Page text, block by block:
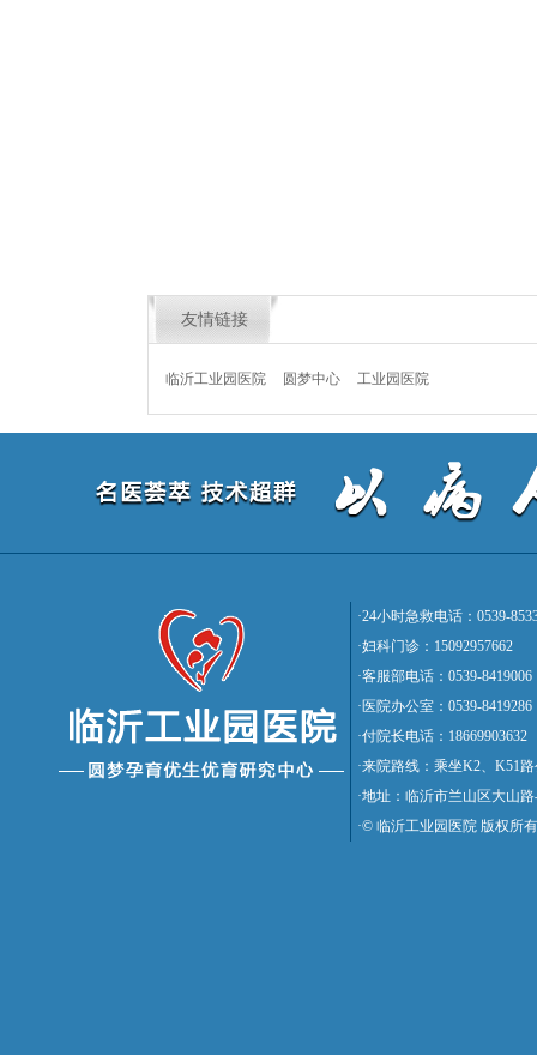
友情链接
临沂工业园医院 圆梦中心 工业园医院
·24小时急救电话：0539-
·妇科门诊：15092957662
·客服部电话：0539-8419006
·医院办公室：0539-8419286
·付院长电话：18669903632
·来院路线：乘坐K2、K51
·地址：临沂市兰山区大山
·© 临沂工业园医院 版权所